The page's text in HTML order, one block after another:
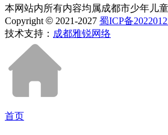
本网站内所有内容均属成都市少年儿
Copyright © 2021-2027 蜀ICP备
技术支持： 成都雅锐网络
首页